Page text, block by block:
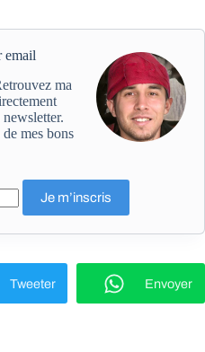
email
ma
mes bons
Tweeter Envoyer